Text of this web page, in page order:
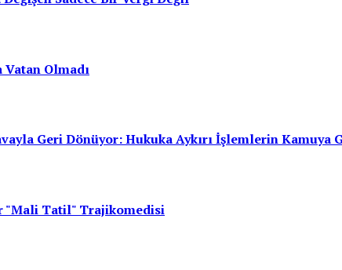
Olmadı
Geri Dönüyor: Hukuka Aykırı İşlemlerin Kamuya
"Mali Tatil" Trajikomedisi